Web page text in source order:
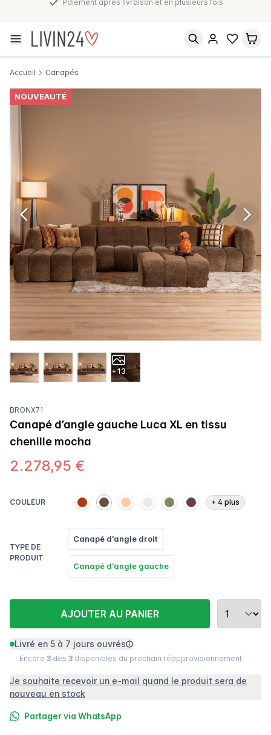
Accueil Canapés
NOUVEAUTÉ
+13
BRONX71
Canapé d’angle gauche Luca XL en tissu
chenille mocha
2.278,95 €
COULEUR + 4 plus
TYPE DE
PRODUIT
Canapé d'angle droit
Canapé d'angle gauche
AJOUTER AU PANIER
Livré en 5 à 7 jours ouvrés
Encore 3 des 3 disponibles du prochain réapprovisionnement.
Je souhaite recevoir un e-mail quand le produit sera de
nouveau en stock
Partager via WhatsApp